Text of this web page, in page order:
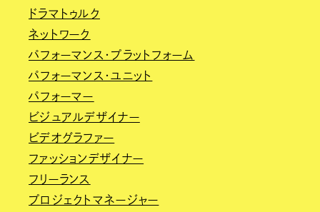
ドラマトゥルク
ネットワーク
パフォーマンス・プラットフォーム
パフォーマンス・ユニット
パフォーマー
ビジュアルデザイナー
ビデオグラファー
ファッションデザイナー
フリーランス
プロジェクトマネージャー